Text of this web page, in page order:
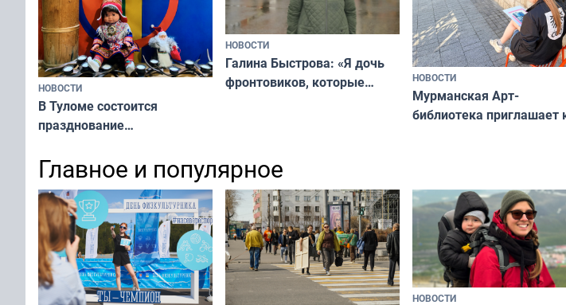
НОВОСТИ
В Туломе состоится
празднование
коренных народов мира
НОВОСТИ
Галина Быстрова: «Я дочь
фронтовиков, которые
НОВОСТИ
Мурманская Арт-
библиотека приглашает
Главное и популярное
НОВОСТИ